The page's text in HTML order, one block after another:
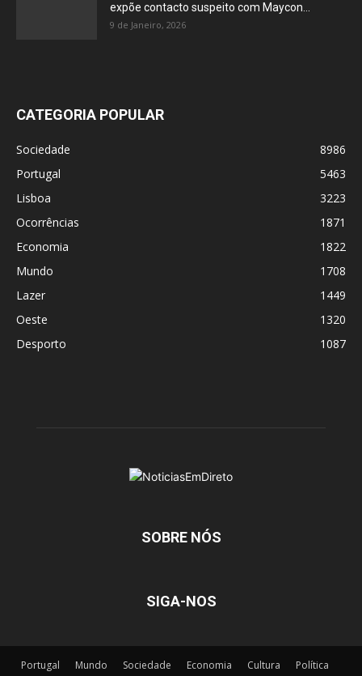
expõe contacto suspeito com Maycon...
9 de Janeiro, 2026
CATEGORIA POPULAR
Sociedade
8986
Portugal
5463
Lisboa
3223
Ocorrências
1871
Economia
1822
Mundo
1708
Lazer
1449
Oeste
1320
Desporto
1087
SOBRE NÓS
SIGA-NOS
Portugal Mundo Sociedade Economia Cultura
Política